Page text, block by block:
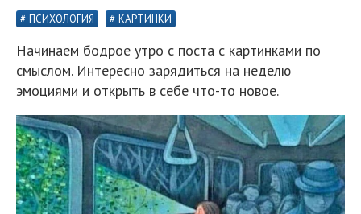
ПСИХОЛОГИЯ КАРТИНКИ
Начинаем бодрое утро с поста с картинками по
смыслом. Интересно зарядиться на неделю
эмоциями и открыть в себе что-то новое.